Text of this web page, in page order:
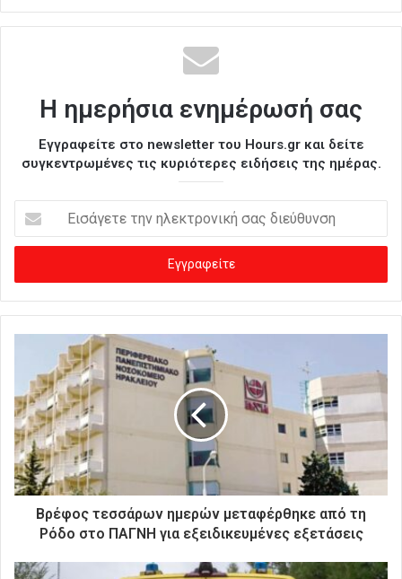
Η ημερήσια ενημέρωσή σας
Εγγραφείτε στο newsletter του Hours.gr και δείτε
συγκεντρωμένες τις κυριότερες ειδήσεις της ημέρας.
σ
γ
ε
ν
η
λ
ε
κ
τ
ι
Βρέφος τεσσάρων ημερών μεταφέρθηκε από τη
Ρόδο στο ΠΑΓΝΗ για εξειδικευμένες εξετάσεις